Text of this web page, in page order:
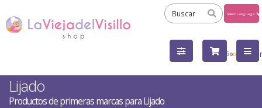
by
Lijado
Productos de primeras marcas para Lijado